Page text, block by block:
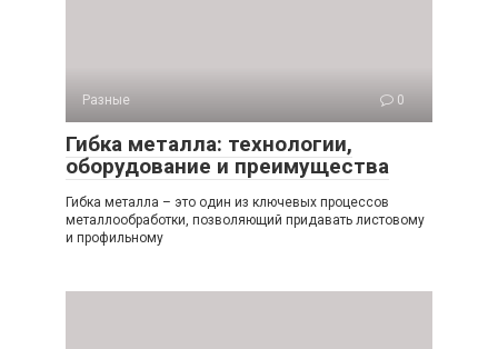
Разные 0
Гибка металла: технологии,
оборудование и преимущества
Гибка металла – это один из ключевых процессов
металлообработки, позволяющий придавать листовому
и профильному